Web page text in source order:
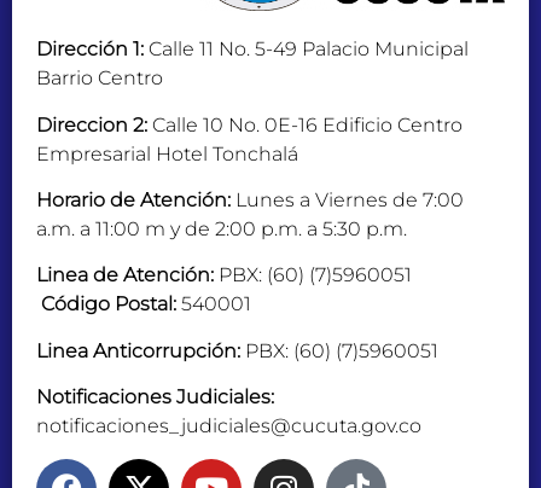
Dirección 1: Calle 11 No. 5-49 Palacio Municipal
Barrio Centro
Direccion 2: Calle 10 No. 0E-16 Edificio Centro
Empresarial Hotel Tonchalá
Horario de Atención: Lunes a Viernes de 7:00
a.m. a 11:00 m y de 2:00 p.m. a 5:30 p.m.
Linea de Atención: PBX: (60) (7)5960051
Código Postal: 540001
Linea Anticorrupción: PBX: (60) (7)5960051
Notificaciones Judiciales:
notificaciones_judiciales@cucuta.gov.co